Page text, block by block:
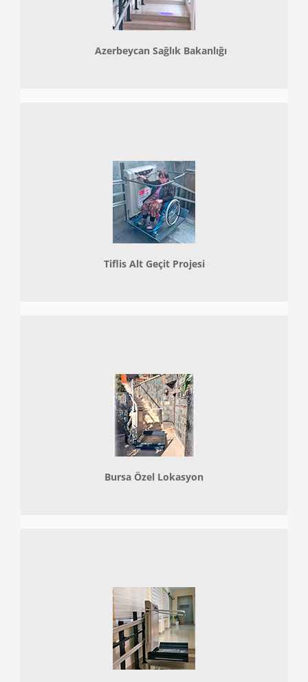
Azerbeycan Sağlık Bakanlığı
Tiflis Alt Geçit Projesi
Bursa Özel Lokasyon